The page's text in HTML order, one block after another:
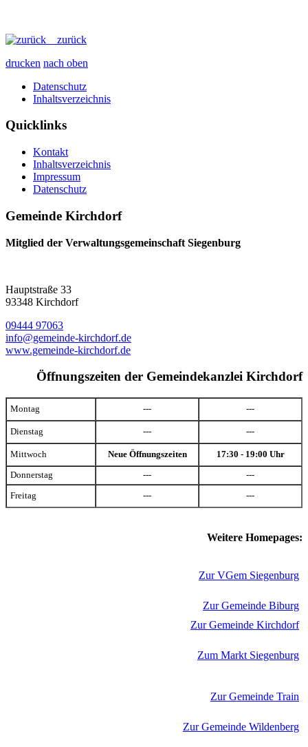
zurück
drucken nach oben
Datenschutz
Inhaltsverzeichnis
Quicklinks
Kontakt
Inhaltsverzeichnis
Impressum
Datenschutz
Gemeinde Kirchdorf
Mitglied der Verwaltungsgemeinschaft Siegenburg
Hauptstraße 33
93348 Kirchdorf
09444 97063
info@gemeinde-kirchdorf.de
www.gemeinde-kirchdorf.de
Öffnungszeiten der Gemeindekanzlei Kirchdorf
Montag --- ---
Dienstag --- ---
Mittwoch Neue Öffnungszeiten 17:30 - 19:00 Uhr
Donnerstag --- ---
Freitag --- ---
Weitere Homepages:
Zur VGem Siegenburg
Zur Gemeinde Biburg
Zur Gemeinde Kirchdorf
Zum Markt Siegenburg
Zur Gemeinde Train
Zur Gemeinde Wildenberg